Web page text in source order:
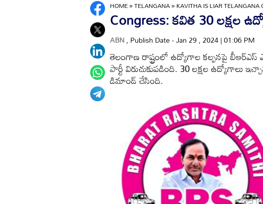
HOME»TELANGANA»KAVITHA IS LIAR TELANGANA
Congress: కవిత 30 లక్షల
ABN, Publish Date - Jan 29 , 2024 | 01:06 PM
తెలంగాణ రాష్ట్రంలో ఉద్యోగాల కల్పనపై బీఆర్ఎస్
పార్టీ విరుచుకుపడింది. 30 లక్షల ఉద్యోగాలు
డిమాండ్ చేసింది.